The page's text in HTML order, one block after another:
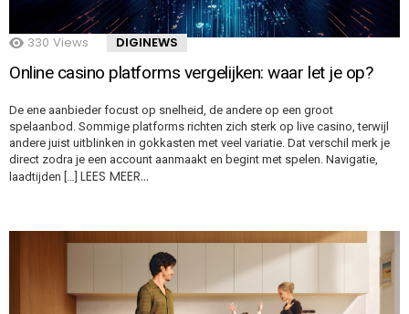
330 Views DIGINEWS
Online casino platforms vergelijken: waar let je op?
De ene aanbieder focust op snelheid, de andere op een groot
spelaanbod. Sommige platforms richten zich sterk op live casino, terwijl
andere juist uitblinken in gokkasten met veel variatie. Dat verschil merk je
direct zodra je een account aanmaakt en begint met spelen. Navigatie,
laadtijden […] LEES MEER…